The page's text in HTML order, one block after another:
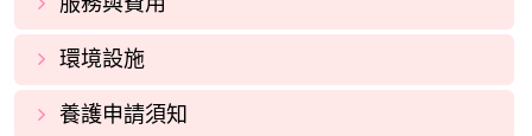
環境設施
養護申請須知